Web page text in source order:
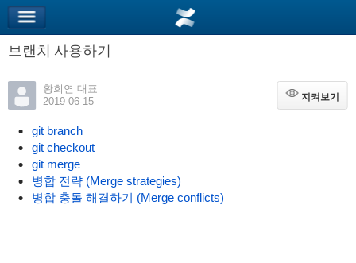
브랜치 사용하기
황희연 대표
2019-06-15
지켜보기
지켜보기
git branch
git checkout
git merge
병합 전략 (Merge strategies)
병합 충돌 해결하기 (Merge conflicts)